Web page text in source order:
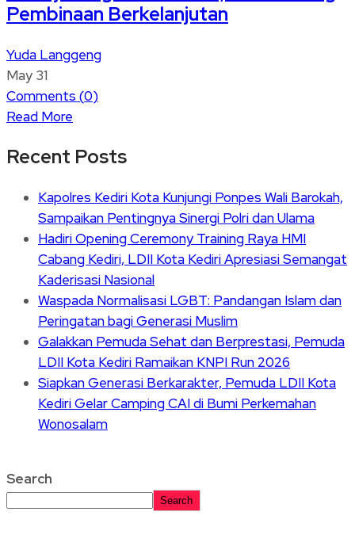
Pembinaan Berkelanjutan
Yuda Langgeng
May 31
Comments (0)
Read More
Recent Posts
Kapolres Kediri Kota Kunjungi Ponpes Wali Barokah,
Sampaikan Pentingnya Sinergi Polri dan Ulama
Hadiri Opening Ceremony Training Raya HMI
Cabang Kediri, LDII Kota Kediri Apresiasi Semangat
Kaderisasi Nasional
Waspada Normalisasi LGBT: Pandangan Islam dan
Peringatan bagi Generasi Muslim
Galakkan Pemuda Sehat dan Berprestasi, Pemuda
LDII Kota Kediri Ramaikan KNPI Run 2026
Siapkan Generasi Berkarakter, Pemuda LDII Kota
Kediri Gelar Camping CAI di Bumi Perkemahan
Wonosalam
Search
Search